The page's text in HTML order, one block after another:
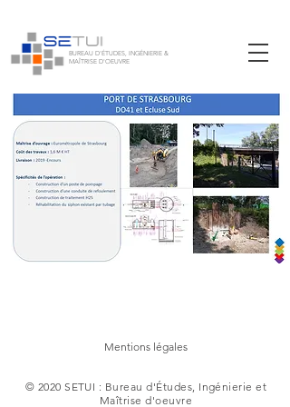
BUREAU D'ÉTUDES, INGÉNIERIE &
MAÎTRISE D'OEUVRE
Mentions légales
© 2020 SETUI : Bureau d'Études, Ingénierie et
Maîtrise d'oeuvre